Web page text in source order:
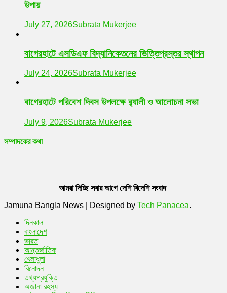
উপায়
July 27, 2026Subrata Mukerjee
বাগেরহাটে এসডিএফ বিদ্যানিকেতনের ভিত্তিপ্রস্তর স্থাপন
July 24, 2026Subrata Mukerjee
বাগেরহাটে পরিবেশ দিবস উপলক্ষে র‌্যালী ও আলোচনা সভা
July 9, 2026Subrata Mukerjee
সম্পাদকের কথা
আমরা দিচ্ছি সবার আগে দেশি বিদেশি সংবাদ
Jamuna Bangla News
Designed by Tech Panacea.
দিনকাল
বাংলাদেশ
ভারত
আন্তর্জাতিক
খেলাধুলা
বিনোদন
তথ্যপ্রযুক্তি
অজানা রহস্য